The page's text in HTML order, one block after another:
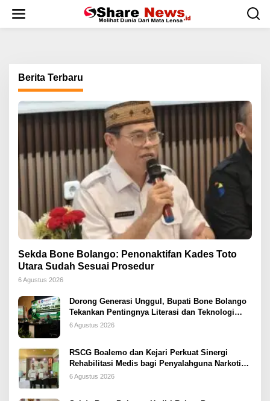
w
Berita Terbaru
Sekda Bone Bolango: Penonaktifan Kades Toto
Utara Sudah Sesuai Prosedur
6 Agustus 2026
Dorong Generasi Unggul, Bupati Bone Bolango
Tekankan Pentingnya Literasi dan Teknologi
sejak Dini
6 Agustus 2026
RSCG Boalemo dan Kejari Perkuat Sinergi
Rehabilitasi Medis bagi Penyalahguna Narkotika
melalui Keadilan Restoratif
6 Agustus 2026